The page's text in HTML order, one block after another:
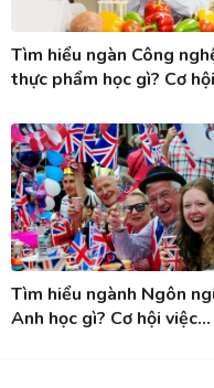
Tìm hiểu ngàn Công
thực phẩm học gì? Cơ hội
thực phẩm
Tìm hiểu ngành Ngôn
Anh học gì? Cơ hội việc